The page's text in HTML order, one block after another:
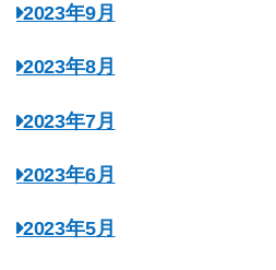
2023年9月
2023年8月
2023年7月
2023年6月
2023年5月